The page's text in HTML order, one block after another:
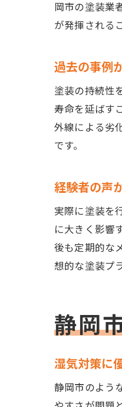
岡市の塗装業
が発揮される
過去の事例
塗装の持続性
寿命を延ばす
外線による劣
です。
経験者の声
実際に塗装を
に大きく影響
後も定期的な
想的な塗装プ
静岡
湿気対策に
静岡市のよう